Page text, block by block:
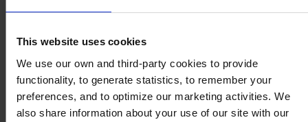
This website uses cookies
We use our own and third-party cookies to provide
functionality, to generate statistics, to remember your
preferences, and to optimize our marketing activities. We
also share information about your use of our site with our
Lindenstraße 30
KONTAKTTel:+49 41 01 707 0
Mail:Protective.de@hempel.com Marine.de@hempel.com